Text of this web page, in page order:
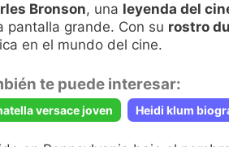
Bronson, una leyenda del
pantalla grande. Con su rostro
en el mundo del cine.
te puede interesar:
versace joven Heidi klum